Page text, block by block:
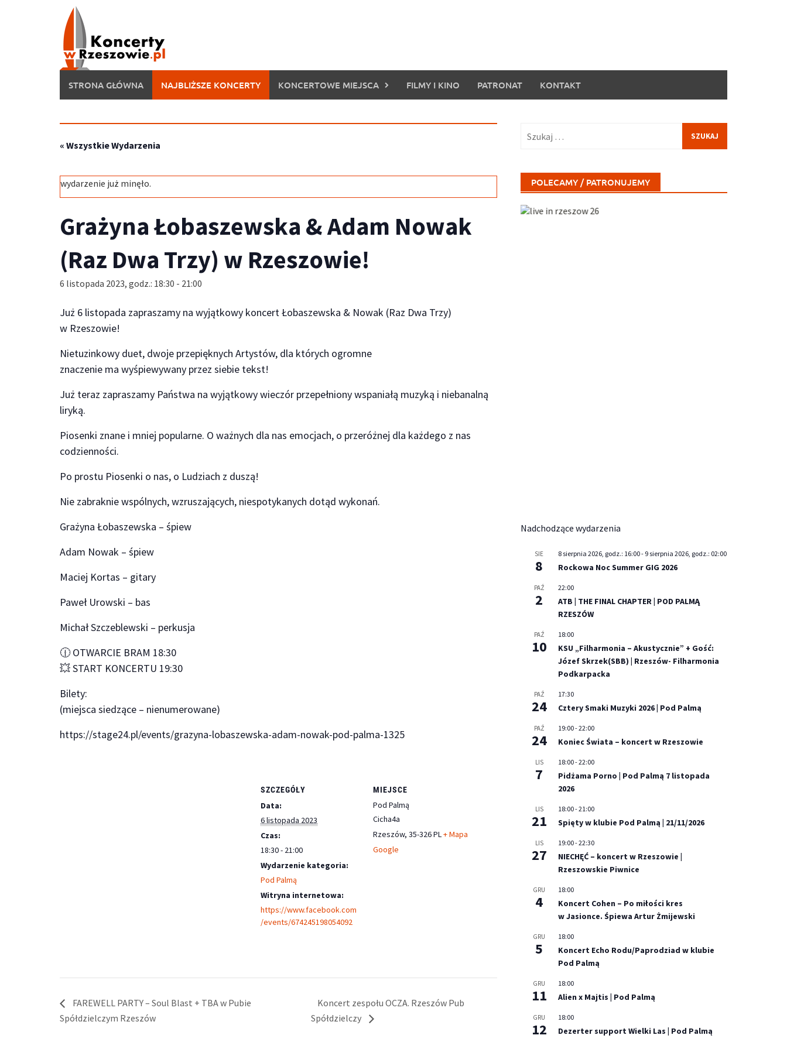
STRONA GŁÓWNA NAJBLIŻSZE KONCERTY KONCERTOWE MIEJSCA FILMY I KINO PATRONAT KONTAKT
« Wszystkie Wydarzenia
wydarzenie już minęło.
Grażyna Łobaszewska & Adam Nowak
(Raz Dwa Trzy) w Rzeszowie!
6 listopada 2023, godz.: 18:30 - 21:00
Już 6 listopada zapraszamy na wyjątkowy koncert Łobaszewska & Nowak (Raz Dwa Trzy)
w Rzeszowie!
Nietuzinkowy duet, dwoje przepięknych Artystów, dla których ogromne
znaczenie ma wyśpiewywany przez siebie tekst!
Już teraz zapraszamy Państwa na wyjątkowy wieczór przepełniony wspaniałą muzyką i niebanalną
liryką.
Piosenki znane i mniej popularne. O ważnych dla nas emocjach, o przeróżnej dla każdego z nas
codzienności.
Po prostu Piosenki o nas, o Ludziach z duszą!
Nie zabraknie wspólnych, wzruszających, niespotykanych dotąd wykonań.
Grażyna Łobaszewska – śpiew
Adam Nowak – śpiew
Maciej Kortas – gitary
Paweł Urowski – bas
Michał Szczeblewski – perkusja
🕧 OTWARCIE BRAM 18:30
💥 START KONCERTU 19:30
Bilety:
(miejsca siedzące – nienumerowane)
https://stage24.pl/events/grazyna-lobaszewska-adam-nowak-pod-palma-1325
SZCZEGÓŁY
Data:
6 listopada 2023
Czas:
18:30 - 21:00
Wydarzenie kategoria:
Pod Palmą
Witryna internetowa:
https://www.facebook.com
/events/674245198054092
MIEJSCE
Pod Palmą
Cicha4a
Rzeszów, 35-326PL+ Mapa
Google
FAREWELL PARTY – Soul Blast + TBA w Pubie
Spółdzielczym Rzeszów
Koncert zespołu OCZA. Rzeszów Pub
Spółdzielczy
POLECAMY / PATRONUJEMY
Nadchodzące wydarzenia
SIE
8
8 sierpnia 2026, godz.: 16:00- 9 sierpnia 2026, godz.: 02:00
Rockowa Noc Summer GIG 2026
PAŹ
2
22:00
ATB | THE FINAL CHAPTER | POD PALMĄ
RZESZÓW
PAŹ
10
18:00
KSU „Filharmonia – Akustycznie” + Gość:
Józef Skrzek(SBB) | Rzeszów- Filharmonia
Podkarpacka
PAŹ
24
17:30
Cztery Smaki Muzyki 2026 | Pod Palmą
PAŹ
24
19:00-22:00
Koniec Świata – koncert w Rzeszowie
LIS
7
18:00-22:00
Pidżama Porno | Pod Palmą 7 listopada
2026
LIS
21
18:00-21:00
Spięty w klubie Pod Palmą | 21/11/2026
LIS
27
19:00-22:30
NIECHĘĆ – koncert w Rzeszowie |
Rzeszowskie Piwnice
GRU
4
18:00
Koncert Cohen – Po miłości kres
w Jasionce. Śpiewa Artur Żmijewski
GRU
5
18:00
Koncert Echo Rodu/Paprodziad w klubie
Pod Palmą
GRU
11
18:00
Alien x Majtis | Pod Palmą
GRU
12
18:00
Dezerter support Wielki Las | Pod Palmą